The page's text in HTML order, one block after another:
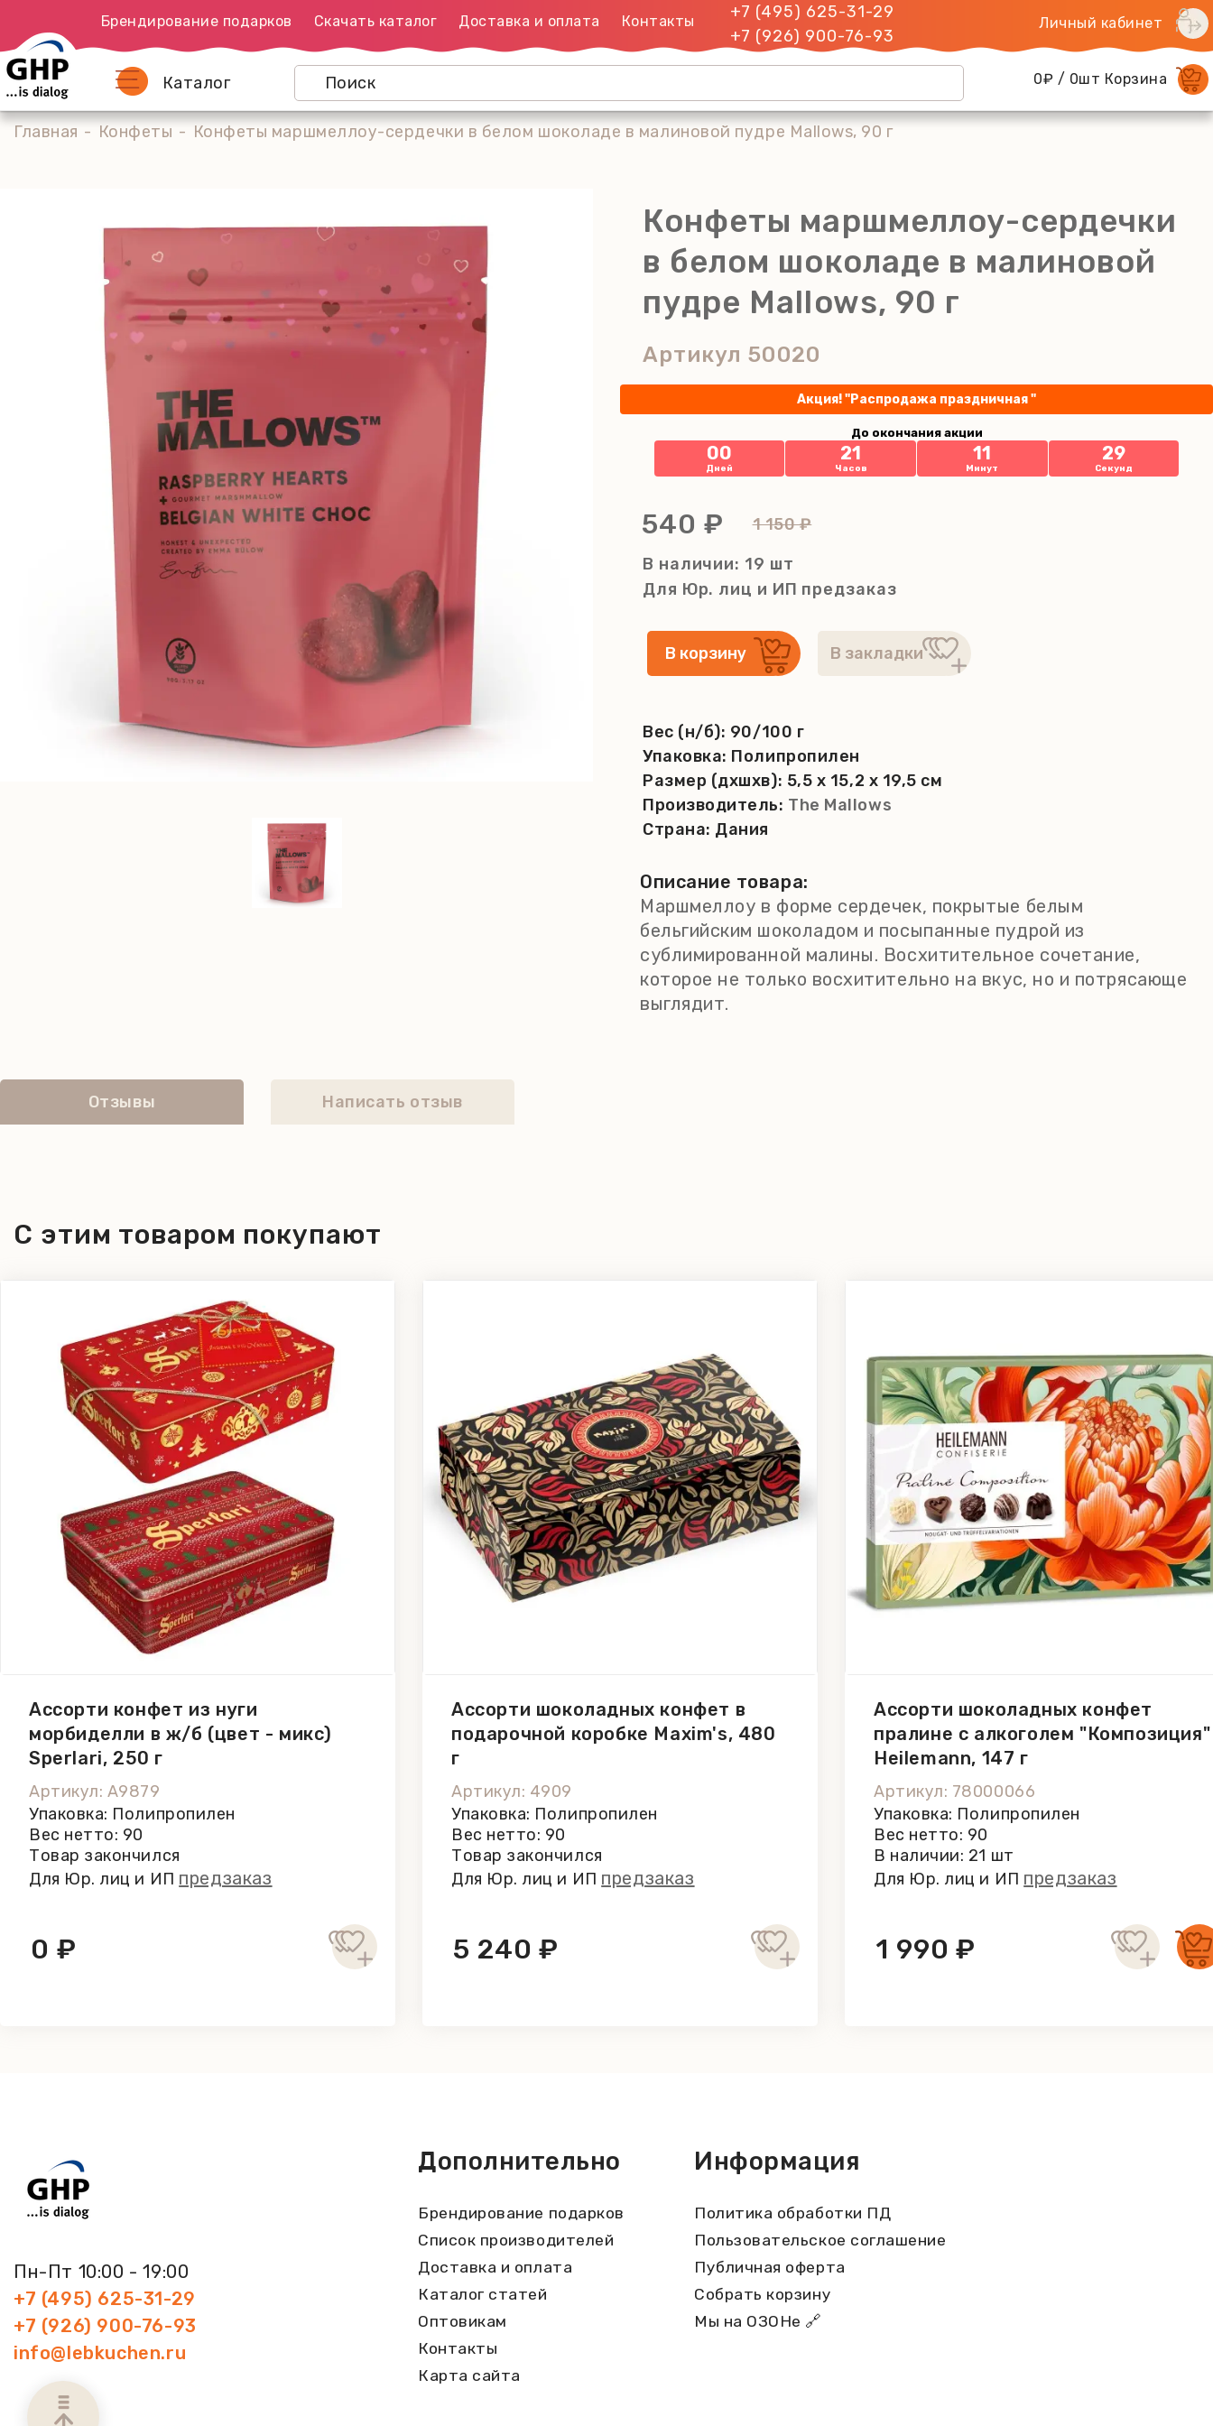
Брендирование подарков Скачать каталог Доставка и оплата Контакты
+7 (495) 625-31-29
+7 (926) 900-76-93
Каталог
Личный кабинет
0₽ / 0шт Корзина
Главная Конфеты Конфеты маршмеллоу-сердечки в белом шоколаде в малиновой пудре Mallows, 90 г
Конфеты маршмеллоу-сердечки
в белом шоколаде в малиновой
пудре Mallows, 90 г
Артикул50020
Акция! "Распродажа праздничная "
До окончания акции
00
Дней
21
Часов
11
Минут
28
Секунд
540 ₽
1 150 ₽
В наличии: 19 шт
Для Юр. лиц и ИП предзаказ
Вес (н/б): 90/100 г
Упаковка: Полипропилен
Размер (дхшхв): 5,5 x 15,2 x 19,5 см
Производитель: The Mallows
Страна: Дания
Описание товара:
Маршмеллоу в форме сердечек, покрытые белым
бельгийским шоколадом и посыпанные пудрой из
сублимированной малины. Восхитительное сочетание,
которое не только восхитительно на вкус, но и потрясающе
выглядит.
Отзывы Написать отзыв
С этим товаром покупают
Ассорти конфет из нуги
морбиделли в ж/б (цвет - микс)
Sperlari, 250 г
Артикул: A9879
Упаковка: Полипропилен
Вес нетто: 90
Товар закончился
Для Юр. лиц и ИП предзаказ
0 ₽
Ассорти шоколадных конфет в
подарочной коробке Maxim's, 480
г
Артикул: 4909
Упаковка: Полипропилен
Вес нетто: 90
Товар закончился
Для Юр. лиц и ИП предзаказ
5 240 ₽
Ассорти шоколадных конфет
пралине с алкоголем "Композиция"
Heilemann, 147 г
Артикул: 78000066
Упаковка: Полипропилен
Вес нетто: 90
В наличии: 21 шт
Для Юр. лиц и ИП предзаказ
1 990 ₽
Пн-Пт 10:00 - 19:00
+7 (495) 625-31-29
+7 (926) 900-76-93
info@lebkuchen.ru
Дополнительно
Брендирование подарков
Список производителей
Доставка и оплата
Каталог статей
Оптовикам
Контакты
Карта сайта
Информация
Политика обработки ПД
Пользовательское соглашение
Публичная оферта
Собрать корзину
Мы на ОЗОНе 🔗